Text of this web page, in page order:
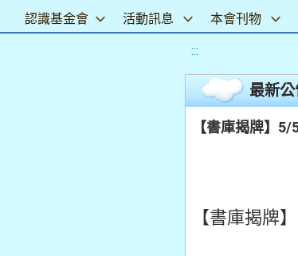
認識基金會 活動訊息 本會刊物
:::
最新
【書庫揭牌】
【書庫揭牌